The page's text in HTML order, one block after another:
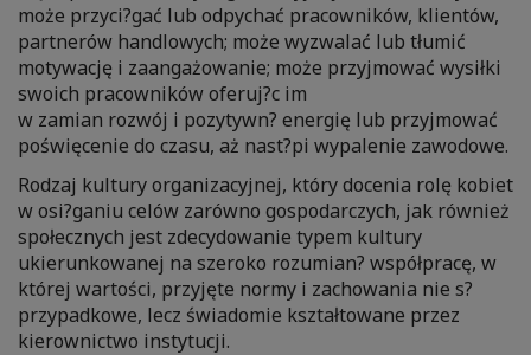
może przyci?gać lub odpychać pracowników, klientów,
partnerów handlowych; może wyzwalać lub tłumić
motywację i zaangażowanie; może przyjmować wysiłki
swoich pracowników oferuj?c im
w zamian rozwój i pozytywn? energię lub przyjmować
poświęcenie do czasu, aż nast?pi wypalenie zawodowe.
Rodzaj kultury organizacyjnej, który docenia rolę kobiet
w osi?ganiu celów zarówno gospodarczych, jak również
społecznych jest zdecydowanie typem kultury
ukierunkowanej na szeroko rozumian? współpracę, w
której wartości, przyjęte normy i zachowania nie s?
przypadkowe, lecz świadomie kształtowane przez
kierownictwo instytucji.